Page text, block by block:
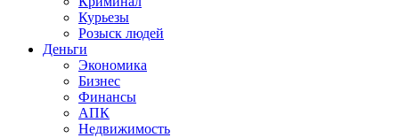
Курьезы
Розыск людей
Деньги
Экономика
Бизнес
Финансы
АПК
Недвижимость